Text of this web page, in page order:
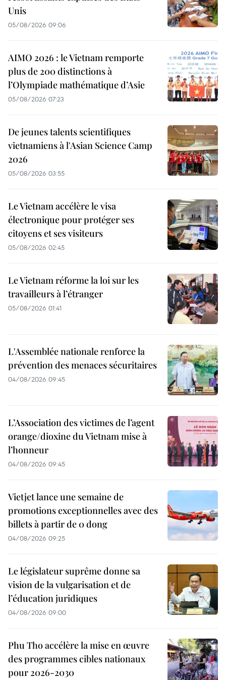
Unis
05/08/2026 09:06
AIMO 2026 : le Vietnam remporte
plus de 200 distinctions à
l’Olympiade mathématique d’Asie
05/08/2026 07:23
De jeunes talents scientifiques
vietnamiens à l'Asian Science Camp
2026
05/08/2026 03:55
Le Vietnam accélère le visa
électronique pour protéger ses
citoyens et ses visiteurs
05/08/2026 02:45
Le Vietnam réforme la loi sur les
travailleurs à l’étranger
05/08/2026 01:41
L'Assemblée nationale renforce la
prévention des menaces sécuritaires
04/08/2026 09:45
L’Association des victimes de l’agent
orange/dioxine du Vietnam mise à
l’honneur
04/08/2026 09:45
Vietjet lance une semaine de
promotions exceptionnelles avec des
billets à partir de 0 dong
04/08/2026 09:25
Le législateur suprême donne sa
vision de la vulgarisation et de
l’éducation juridiques
04/08/2026 09:00
Phu Tho accélère la mise en œuvre
des programmes cibles nationaux
pour 2026-2030